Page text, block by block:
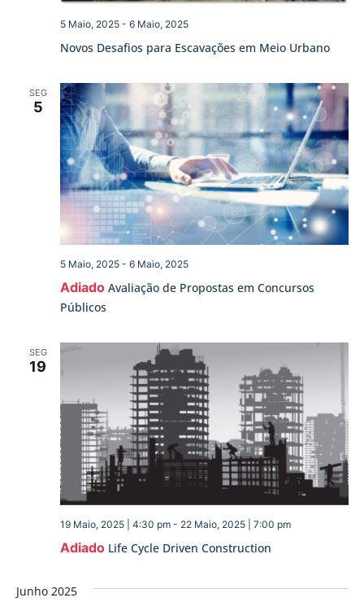
Novos Desafios para Escavações em Meio Urbano
5 Maio, 2025- 6 Maio, 2025
SEG
5
Adiado Avaliação de Propostas em Concursos
Públicos
5 Maio, 2025- 6 Maio, 2025
SEG
19
Adiado Life Cycle Driven Construction
19 Maio, 2025 | 4:30 pm- 22 Maio, 2025 | 7:00 pm
Junho 2025